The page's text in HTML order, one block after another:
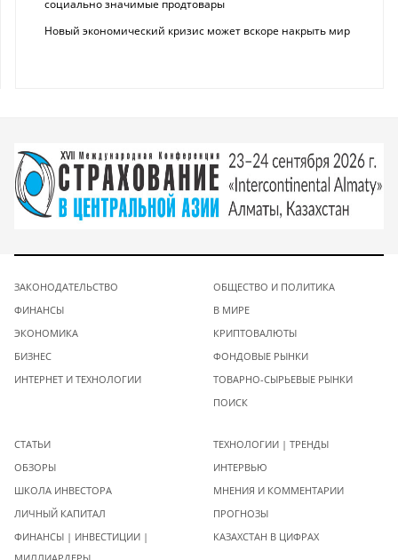
социально значимые продтовары
Новый экономический кризис может вскоре накрыть мир
ЗАКОНОДАТЕЛЬСТВО
ФИНАНСЫ
ЭКОНОМИКА
БИЗНЕС
ИНТЕРНЕТ И ТЕХНОЛОГИИ
ОБЩЕСТВО И ПОЛИТИКА
В МИРЕ
КРИПТОВАЛЮТЫ
ФОНДОВЫЕ РЫНКИ
ТОВАРНО-СЫРЬЕВЫЕ РЫНКИ
ПОИСК
СТАТЬИ
ОБЗОРЫ
ШКОЛА ИНВЕСТОРА
ЛИЧНЫЙ КАПИТАЛ
ФИНАНСЫ | ИНВЕСТИЦИИ |
ТЕХНОЛОГИИ | ТРЕНДЫ
ИНТЕРВЬЮ
МНЕНИЯ И КОММЕНТАРИИ
ПРОГНОЗЫ
КАЗАХСТАН В ЦИФРАХ